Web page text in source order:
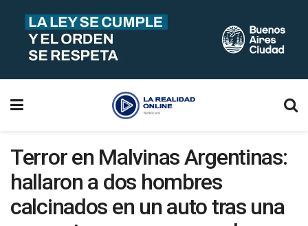
Terror en Malvinas Argentinas:
hallaron a dos hombres
calcinados en un auto tras una